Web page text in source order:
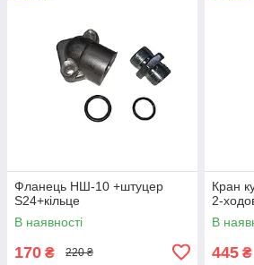
Фланець НШ-10 +штуцер
S24+кільце
В наявності
170 ₴ 220 ₴
Кран
2-
В
445 ₴